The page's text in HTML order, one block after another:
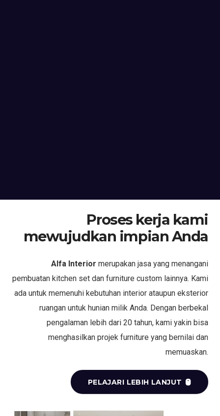
Proses kerja kami
mewujudkan impian Anda
Alfa Interior merupakan jasa yang menangani
pembuatan kitchen set dan furniture custom lainnya. Kami
ada untuk memenuhi kebutuhan interior ataupun eksterior
ruangan untuk hunian milik Anda. Dengan berbekal
pengalaman lebih dari 20 tahun, kami yakin bisa
menghasilkan projek furniture yang bernilai dan
memuaskan.
PELAJARI LEBIH LANJUT